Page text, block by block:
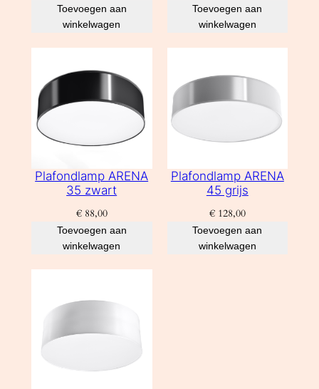
Toevoegen aan
winkelwagen
Toevoegen aan
winkelwagen
Plafondlamp ARENA
35 zwart
€88,00
Toevoegen aan
winkelwagen
Plafondlamp ARENA
45 grijs
€128,00
Toevoegen aan
winkelwagen